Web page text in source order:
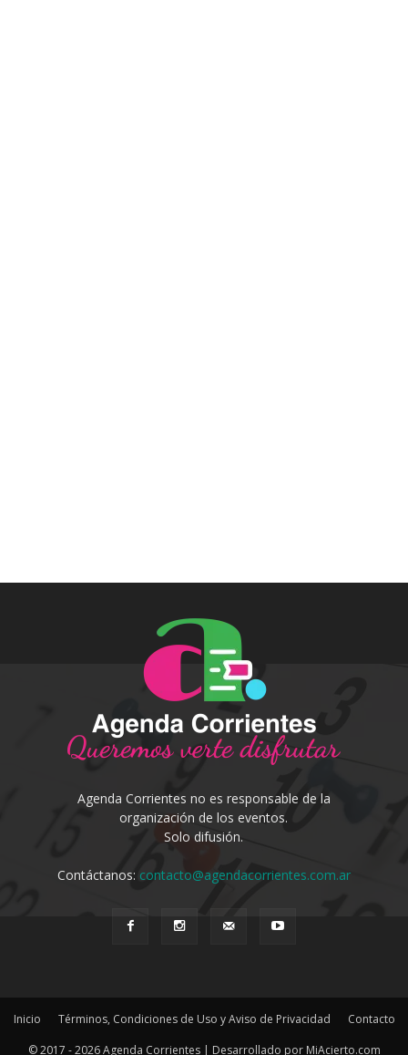
Agenda Corrientes no es responsable de la
organización de los eventos.
Solo difusión.
Contáctanos: contacto@agendacorrientes.com.ar
Inicio Términos, Condiciones de Uso y Aviso de Privacidad
Contacto
© 2017 - 2026 Agenda Corrientes | Desarrollado por MiAcierto.com